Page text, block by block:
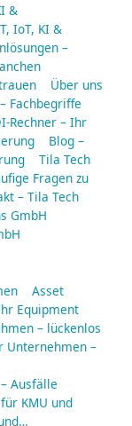
&
IoT, KI &
–
Über uns
Fachbegriffe
Rechner – Ihr
Blog –
Tila Tech
Fragen zu
– Tila Tech
GmbH
Asset
Equipment
– lückenlos
Unternehmen –
Ausfälle
KMU und